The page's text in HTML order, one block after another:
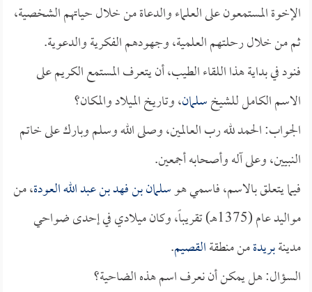
الإخوة المستمعون على العلماء والدعاة من خلال حياتهم الشخصية،
ثم من خلال رحلتهم العلمية، وجهودهم الفكرية والدعوية.
فنود في بداية هذا اللقاء الطيب، أن يتعرف المستمع الكريم على
الاسم الكامل للشيخسلمان، وتاريخ الميلاد والمكان؟
الجواب: الحمد لله رب العالمين، وصلى الله وسلم وبارك على خاتم
النبيين، وعلى آله وأصحابه أجمعين.
فيما يتعلق بالاسم، فاسمي هوسلمان بن فهد بن عبد الله العودة، من
مواليد عام (1375هـ) تقريباً، وكان ميلادي في إحدى ضواحي
مدينةبريدةمن منطقةالقصيم.
السؤال: هل يمكن أن نعرف اسم هذه الضاحية؟